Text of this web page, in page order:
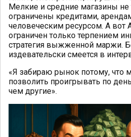
Мелкие и средние магазины не
ограничены кредитами,
человеческим ресурсом. А вот
ограничен только терпением
стратегия выжженной маржи.
издевательски смеется в
«Я забираю рынок потому, что
позволить проигрывать по
чем другие».